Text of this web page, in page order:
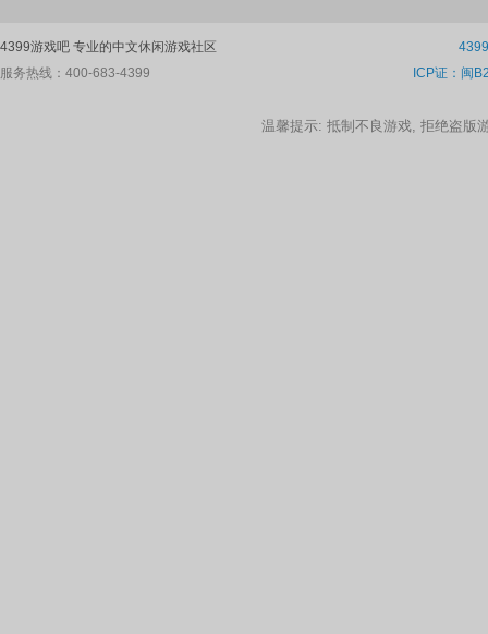
4399游戏吧 专业的中文休闲游戏社区
服务热线：400-683-4399
ICP证：闽
温馨提示: 抵制不良游戏, 拒绝盗版